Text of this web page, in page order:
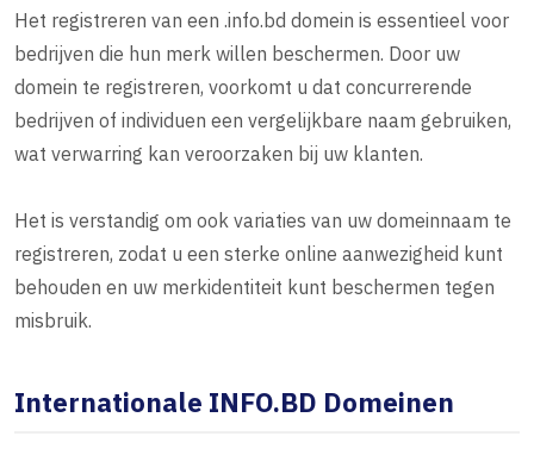
Het registreren van een .info.bd domein is essentieel voor
bedrijven die hun merk willen beschermen. Door uw
domein te registreren, voorkomt u dat concurrerende
bedrijven of individuen een vergelijkbare naam gebruiken,
wat verwarring kan veroorzaken bij uw klanten.
Het is verstandig om ook variaties van uw domeinnaam te
registreren, zodat u een sterke online aanwezigheid kunt
behouden en uw merkidentiteit kunt beschermen tegen
misbruik.
Internationale INFO.BD Domeinen